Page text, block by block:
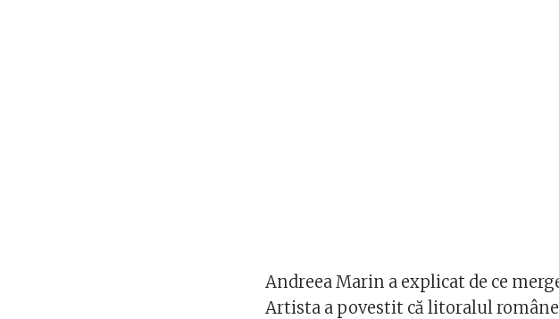
Andreea Marin a explicat de ce
Artista a povestit că litoralul